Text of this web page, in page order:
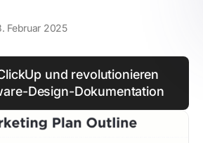
Februar 2025
und revolutionieren
Design-Dokumentation